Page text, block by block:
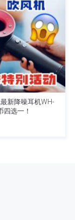
新降噪耳机WH-
选一！